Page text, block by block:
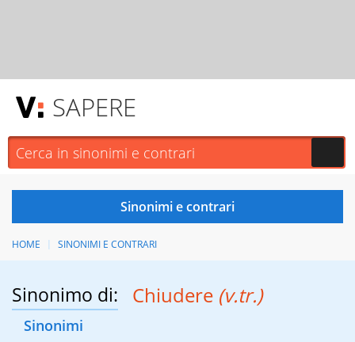
SAPERE
HOME SINONIMI E CONTRARI
Sinonimo di: Chiudere (v.tr.)
Sinonimi